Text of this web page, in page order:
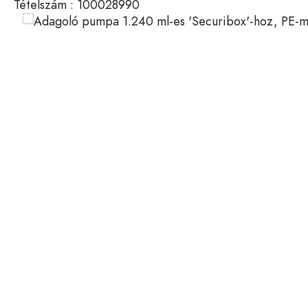
Műanyag tartályok
Palackok felhasználás szerint
Tételszám : 100028990